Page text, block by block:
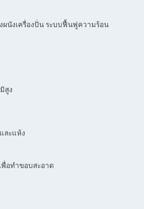
ผนังเครื่องปั่น ระบบฟื้นฟูความร้อน
สูง
ละแห้ง
พื่อทําขอบสะอาด